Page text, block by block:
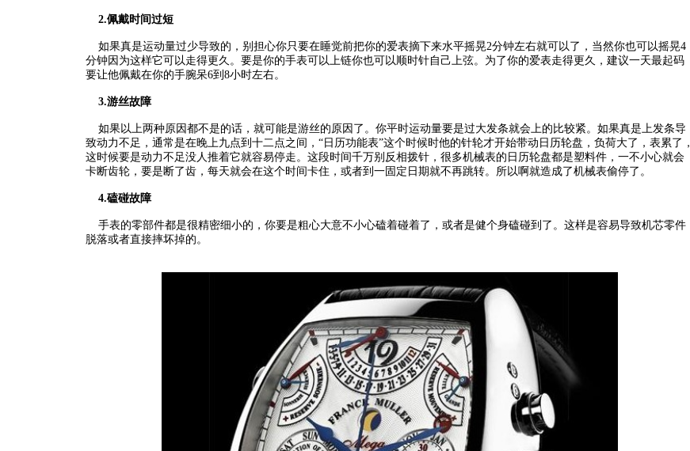
2.佩戴时间过短
如果真是运动量过少导致的，别担心你只要在睡觉前把你的爱表摘下来水平摇晃2分钟左右就可以了，当然你也可以摇晃4
分钟因为这样它可以走得更久。要是你的手表可以上链你也可以顺时针自己上弦。为了你的爱表走得更久，建议一天最起码
要让他佩戴在你的手腕呆6到8小时左右。
3.游丝故障
如果以上两种原因都不是的话，就可能是游丝的原因了。你平时运动量要是过大发条就会上的比较紧。如果真是上发条导
致动力不足，通常是在晚上九点到十二点之间，“日历功能表”这个时候时他的针轮才开始带动日历轮盘，负荷大了，表累了，
这时候要是动力不足没人推着它就容易停走。这段时间千万别反相拨针，很多机械表的日历轮盘都是塑料件，一不小心就会
卡断齿轮，要是断了齿，每天就会在这个时间卡住，或者到一固定日期就不再跳转。所以啊就造成了机械表偷停了。
4.磕碰故障
手表的零部件都是很精密细小的，你要是粗心大意不小心磕着碰着了，或者是健个身磕碰到了。这样是容易导致机芯零件
脱落或者直接摔坏掉的。